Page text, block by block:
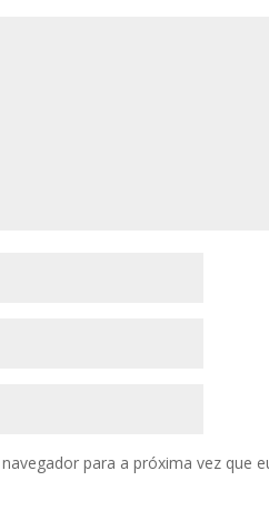
para a próxima vez que